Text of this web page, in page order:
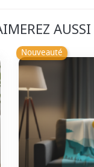
AUSSI
Nouveauté